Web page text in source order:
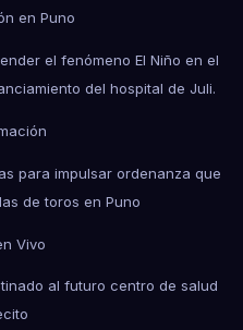
en Puno
el fenómeno El Niño en el
del hospital de Juli.
para impulsar ordenanza que
de toros en Puno
Vivo
al futuro centro de salud